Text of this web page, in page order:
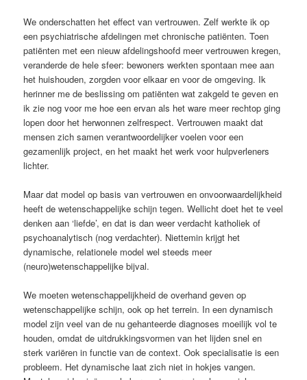
We onderschatten het effect van ­vertrouwen. Zelf werkte ik op
een psychiatrische afdelingen met chronische patiënten. Toen
patiënten met een nieuw ­afdelingshoofd meer vertrouwen kregen,
veranderde de hele sfeer: bewoners werkten spontaan mee aan
het huishouden, zorgden voor elkaar en voor de omgeving. Ik
herinner me de beslissing om patiënten wat zakgeld te geven en
ik zie nog voor me hoe een ervan als het ware meer rechtop ging
­lopen door het herwonnen zelfrespect. Vertrouwen maakt dat
mensen zich ­samen verantwoordelijker voelen voor een
gezamenlijk project, en het maakt het werk voor hulpverleners
lichter.
Maar dat model op basis van vertrouwen en onvoorwaardelijkheid
heeft de ­wetenschappelijke schijn ­tegen. Wellicht doet het te veel
denken aan ‘liefde’, en dat is dan weer verdacht katholiek of
psychoanalytisch (nog verdachter). Niettemin krijgt het
dynamische, relationele model wel steeds meer
(neuro)wetenschappelijke bijval.
We moeten wetenschappelijkheid de overhand geven op
wetenschappelijke schijn, ook op het terrein. In een ­dynamisch
model zijn veel van de nu ­gehanteerde diagnoses moeilijk vol te
houden, omdat de uitdrukkingsvormen van het lijden snel en
sterk variëren in functie van de context. Ook specialisatie is een
probleem. Het dynamische laat zich niet in hokjes vangen.